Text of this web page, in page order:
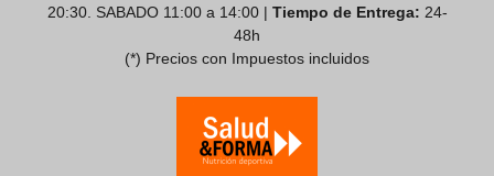
20:30. SABADO 11:00 a 14:00 | Tiempo de Entrega: 24-
48h
(*) Precios con Impuestos incluidos